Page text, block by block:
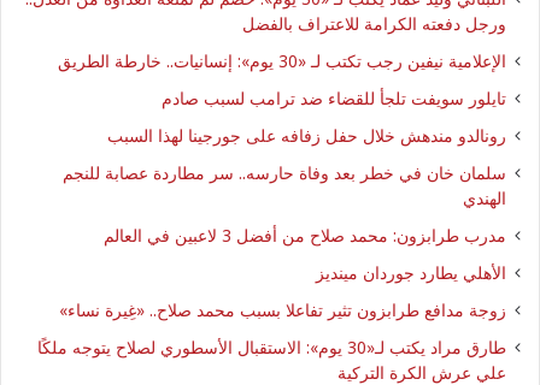
ورجل دفعته الكرامة للاعتراف بالفضل
الإعلامية نيفين رجب تكتب لـ «30 يوم»: إنسانيات.. خارطة الطريق
تايلور سويفت تلجأ للقضاء ضد ترامب لسبب صادم
رونالدو مندهش خلال حفل زفافه على جورجينا لهذا السبب
سلمان خان في خطر بعد وفاة حارسه.. سر مطاردة عصابة للنجم
الهندي
مدرب طرابزون: محمد صلاح من أفضل 3 لاعبين في العالم
الأهلي يطارد جوردان مينديز
زوجة مدافع طرابزون تثير تفاعلا بسبب محمد صلاح.. «غِيرة نساء»
طارق مراد يكتب لـ«30 يوم»: الاستقبال الأسطوري لصلاح يتوجه ملكًا
علي عرش الكرة التركية